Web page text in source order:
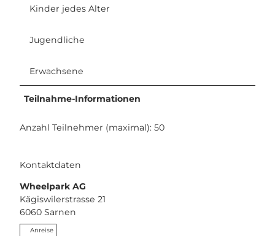
Kinder jedes Alter
Jugendliche
Erwachsene
Teilnahme-Informationen
Anzahl Teilnehmer (maximal): 50
Kontaktdaten
Wheelpark AG
Kägiswilerstrasse 21
6060 Sarnen
Anreise